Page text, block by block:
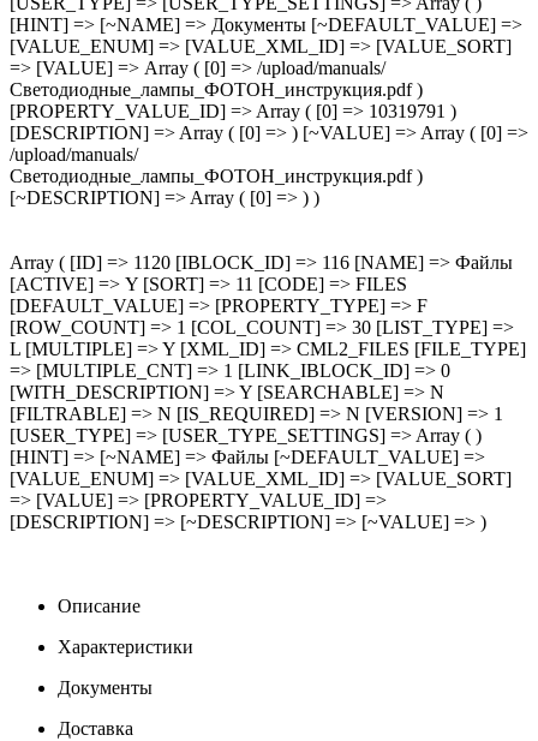
[HINT] => [~NAME] => Документы [~DEFAULT_VALUE] =>
[VALUE_ENUM] => [VALUE_XML_ID] => [VALUE_SORT]
=> [VALUE] => Array ( [0] => /upload/manuals/
Светодиодные_лампы_ФОТОН_инструкция.pdf )
[PROPERTY_VALUE_ID] => Array ( [0] => 10319791 )
[DESCRIPTION] => Array ( [0] => ) [~VALUE] => Array ( [0] =>
/upload/manuals/
Светодиодные_лампы_ФОТОН_инструкция.pdf )
[~DESCRIPTION] => Array ( [0] => ) )
Array ( [ID] => 1120 [IBLOCK_ID] => 116 [NAME] => Файлы
[ACTIVE] => Y [SORT] => 11 [CODE] => FILES
[DEFAULT_VALUE] => [PROPERTY_TYPE] => F
[ROW_COUNT] => 1 [COL_COUNT] => 30 [LIST_TYPE] =>
L [MULTIPLE] => Y [XML_ID] => CML2_FILES [FILE_TYPE]
=> [MULTIPLE_CNT] => 1 [LINK_IBLOCK_ID] => 0
[WITH_DESCRIPTION] => Y [SEARCHABLE] => N
[FILTRABLE] => N [IS_REQUIRED] => N [VERSION] => 1
[USER_TYPE] => [USER_TYPE_SETTINGS] => Array ( )
[HINT] => [~NAME] => Файлы [~DEFAULT_VALUE] =>
[VALUE_ENUM] => [VALUE_XML_ID] => [VALUE_SORT]
=> [VALUE] => [PROPERTY_VALUE_ID] =>
[DESCRIPTION] => [~DESCRIPTION] => [~VALUE] => )
Описание
Характеристики
Документы
Доставка